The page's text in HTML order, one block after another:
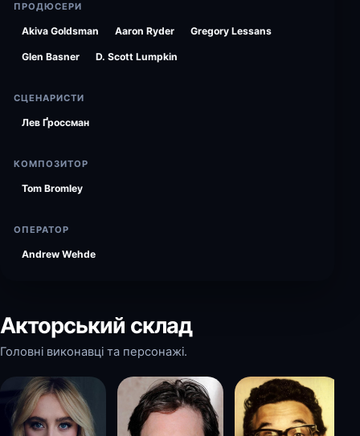
ПРОДЮСЕРИ
Akiva Goldsman Aaron Ryder Gregory Lessans
Glen Basner D. Scott Lumpkin
СЦЕНАРИСТИ
Лев Ґроссман
КОМПОЗИТОР
Tom Bromley
ОПЕРАТОР
Andrew Wehde
Акторський склад
Головні виконавці та персонажі.